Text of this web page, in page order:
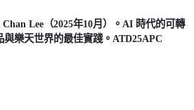
Lee （2025年10月）。 AI 時代的可轉
樂天世界的最佳實踐。 ATD25APC